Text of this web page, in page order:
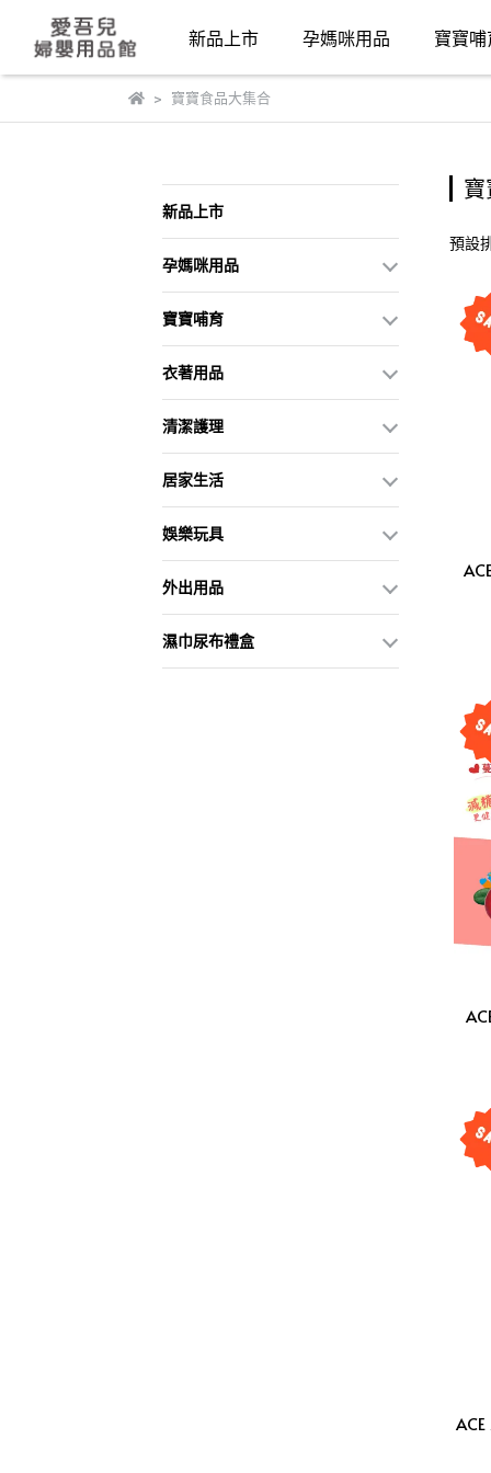
新品上市 孕媽咪用品 寶寶
寶寶食品大集合
新品上市
孕媽咪用品
寶寶哺育
衣著用品
清潔護理
居家生活
娛樂玩具
外出用品
濕巾尿布禮盒
預設